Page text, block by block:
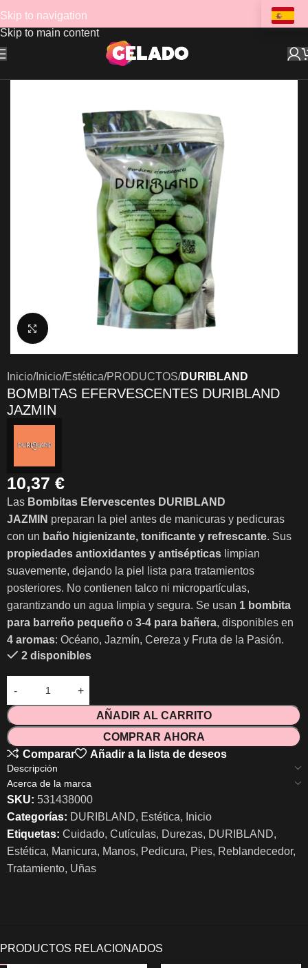
Skip to navigation
Skip to main content
Clic para ampliar
Inicio Inicio Estética PRODUCTOS DURIBLAND
BOMBITAS EFERVESCENTES DURIBLAND
JAZMIN
10,37 €
Las Bombitas Efervescentes DURIBLAND
JAZMIN preparan la piel antes de manicuras y pedicuras
con un baño higienizante, tonificante y refrescante. Sus
propiedades antioxidantes y antisépticas limpian
suavemente, dejando la piel lista para tratamientos
posteriores. No contienen talco ni micropartículas,
garantizando un agua limpia y segura. Se usan 1 bombita
para barreño pequeño o 3-4 para bañera, disponibles en
4 aromas: Océano, Jazmín, Cereza y Fruta de la Pasión.
2 disponibles
AÑADIR AL CARRITO
COMPRAR AHORA
Comparar
Añadir a la lista de deseos
Descripción
Acerca de la marca
SKU: 531438000
Categorías: DURIBLAND, Estética, Inicio
Etiquetas: Cuidado, Cutículas, Durezas, DURIBLAND,
Estética, Manicura, Manos, Pedicura, Pies, Reblandecedor,
Tratamiento, Uñas